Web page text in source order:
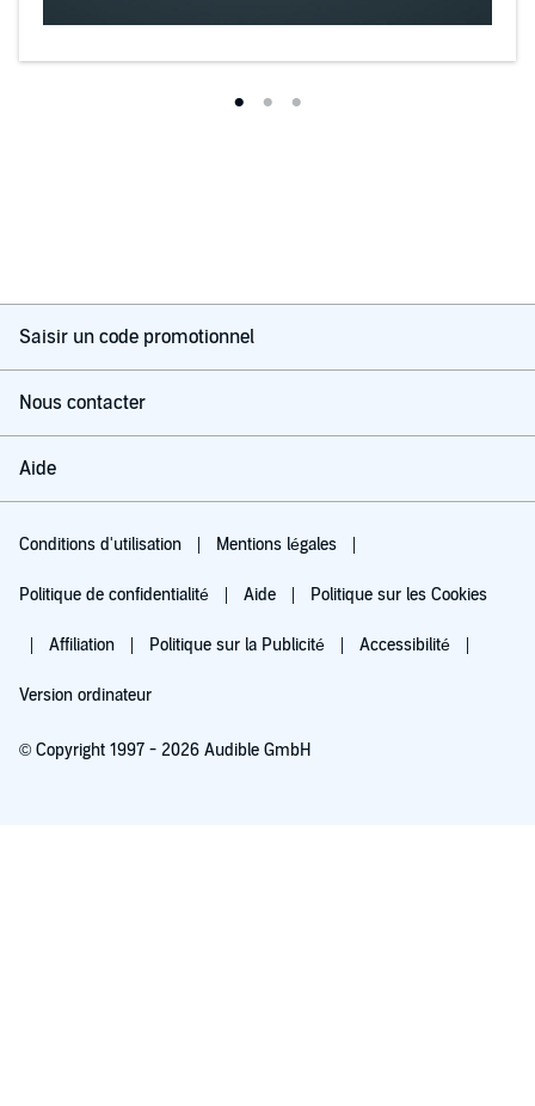
Saisir un code promotionnel
Nous contacter
Aide
Conditions d'utilisation Mentions légales
Politique de confidentialité Aide Politique sur les Cookies
Affiliation Politique sur la Publicité Accessibilité
Version ordinateur
© Copyright 1997 - 2026 Audible GmbH